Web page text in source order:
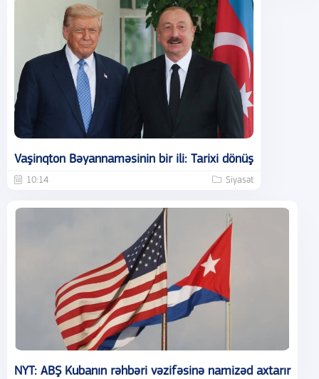
Vaşinqton Bəyannaməsinin bir ili: Tarixi dönüş
10:14 Siyasət
NYT: ABŞ Kubanın rəhbəri vəzifəsinə namizəd axtarır